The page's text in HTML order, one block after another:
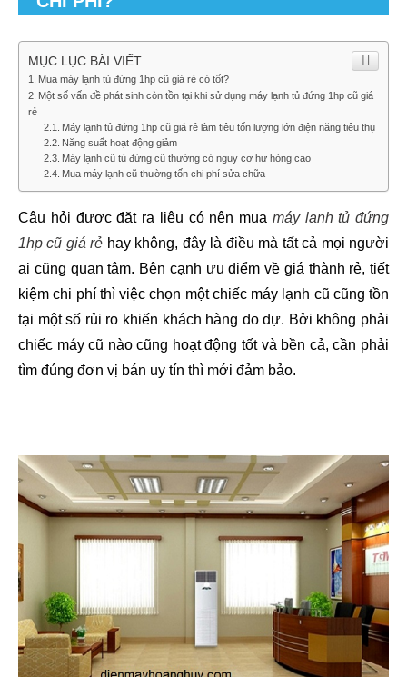
MỤC LỤC BÀI VIẾT
Mua máy lạnh tủ đứng 1hp cũ giá rẻ có tốt?
Một số vấn đề phát sinh còn tồn tại khi sử dụng máy lạnh tủ đứng 1hp cũ giá
rẻ
Máy lạnh tủ đứng 1hp cũ giá rẻ làm tiêu tốn lượng lớn điện năng tiêu thụ
Năng suất hoạt động giảm
Máy lạnh cũ tủ đứng cũ thường có nguy cơ hư hỏng cao
Mua máy lạnh cũ thường tốn chi phí sửa chữa
Câu hỏi được đặt ra liệu có nên mua máy lạnh tủ đứng
1hp cũ giá rẻ hay không, đây là điều mà tất cả mọi người
ai cũng quan tâm. Bên cạnh ưu điểm về giá thành rẻ, tiết
kiệm chi phí thì việc chọn một chiếc máy lạnh cũ cũng tồn
tại một số rủi ro khiến khách hàng do dự. Bởi không phải
chiếc máy cũ nào cũng hoạt động tốt và bền cả, cần phải
tìm đúng đơn vị bán uy tín thì mới đảm bảo.